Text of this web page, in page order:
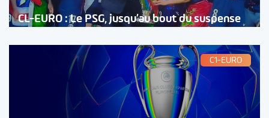
CL-EURO : Le PSG, jusqu’au bout du suspense
C1-EURO